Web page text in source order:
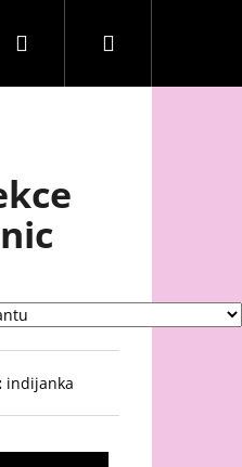
Recenze
PřihlášeníNákupní
indijanka